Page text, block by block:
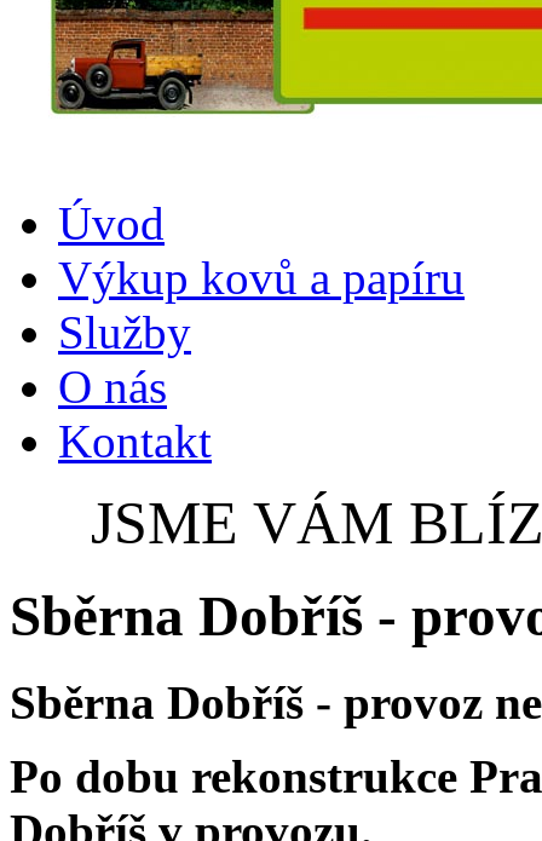
Úvod
Výkup kovů a papíru
Služby
O nás
Kontakt
JSME VÁM
Sběrna Dobříš -
Sběrna Dobříš - provoz
Po dobu rekonstrukce
Dobříš v provozu.